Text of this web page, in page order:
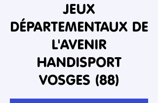
JEUX
DÉPARTEMENTAUX DE
L'AVENIR
HANDISPORT
VOSGES (88)